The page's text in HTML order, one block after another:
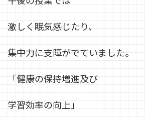
激しく眠気感じたり、
集中力に支障がでていました。
「健康の保持増進及び
学習効率の向上」